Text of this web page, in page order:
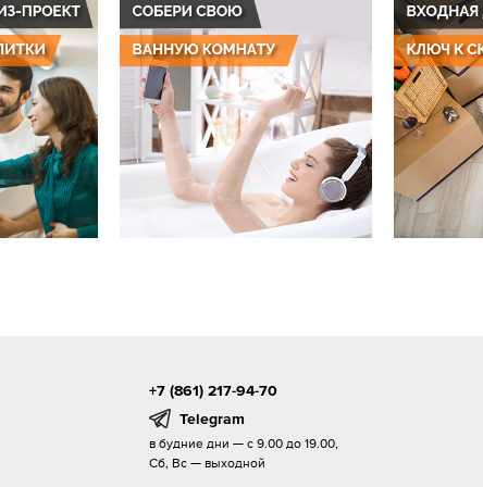
+7 (861) 217-94-70
Telegram
в будние дни — с 9.00 до 19.00,
Сб, Вс — выходной